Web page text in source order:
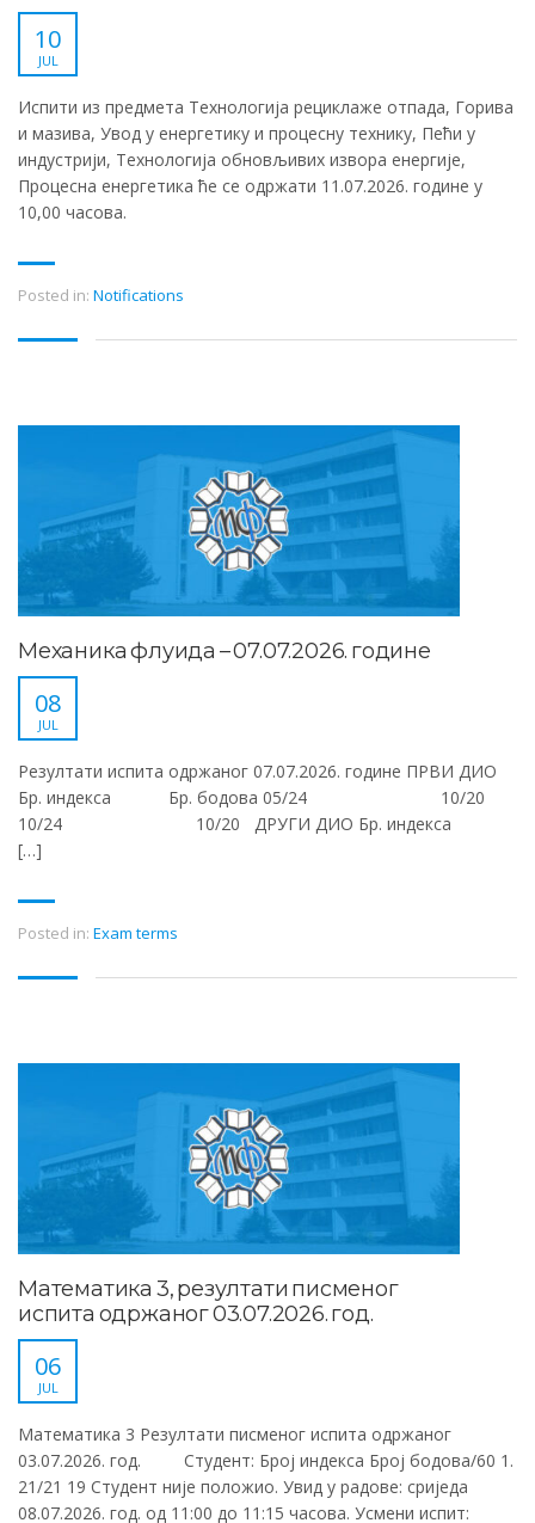
10
JUL
Испити из предмета Технологија рециклаже отпада, Горива
и мазива, Увод у енергетику и процесну технику, Пећи у
индустрији, Технологија обновљивих извора енергије,
Процесна енергетика ће се одржати 11.07.2026. године у
10,00 часова.
Posted in: Notifications
Механика флуида – 07.07.2026. године
08
JUL
Резултати испита одржаног 07.07.2026. године ПРВИ ДИО
Бр. индекса Бр. бодова 05/24 10/20
10/24 10/20 ДРУГИ ДИО Бр. индекса
[…]
Posted in: Exam terms
Математика 3, резултати писменог
испита одржаног 03.07.2026. год.
06
JUL
Математика 3 Резултати писменог испита одржаног
03.07.2026. год. Студент: Број индекса Број бодова/60 1.
21/21 19 Студент није положио. Увид у радове: сриједа
08.07.2026. год. од 11:00 до 11:15 часова. Усмени испит: